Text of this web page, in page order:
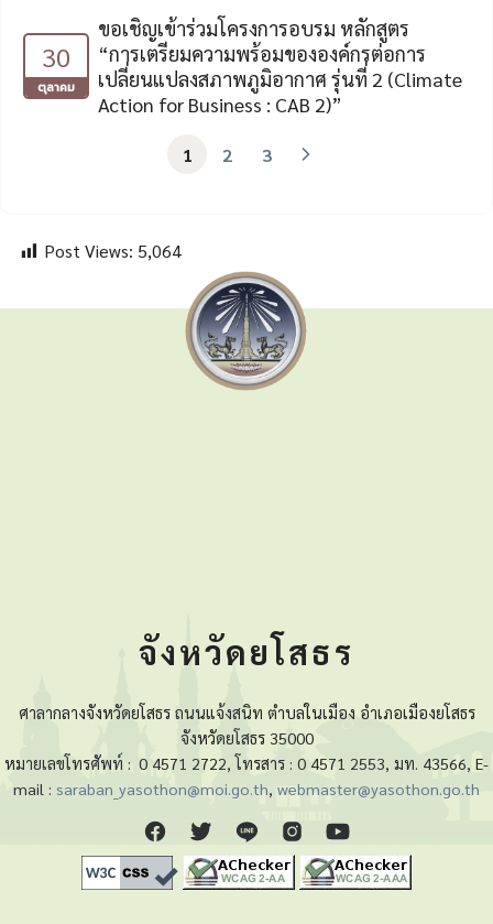
30
ตุลาคม
ขอเชิญเข้าร่วมโครงการอบรม หลักสูตร
“การเตรียมความพร้อมขององค์กรต่อการ
เปลี่ยนแปลงสภาพภูมิอากาศ รุ่นที่ 2 (Climate
Action for Business : CAB 2)”
1 2 3
Post Views: 5,064
จังหวัดยโสธร
ศาลากลางจังหวัดยโสธร ถนนแจ้งสนิท ตำบลในเมือง อำเภอเมืองยโสธร
จังหวัดยโสธร 35000
หมายเลขโทรศัพท์ : 0 4571 2722, โทรสาร : 0 4571 2553, มท. 43566, E-
mail : saraban_yasothon@moi.go.th, webmaster@yasothon.go.th